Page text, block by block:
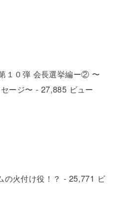
１０弾 会長選挙編ー② 〜
ージ〜 - 27,885 ビュー
の火付け役！？ - 25,771 ビ